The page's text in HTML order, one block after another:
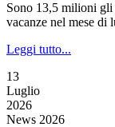
Sono 13,5 milioni gli
vacanze nel mese di
Leggi tutto...
13
Luglio
2026
News 2026